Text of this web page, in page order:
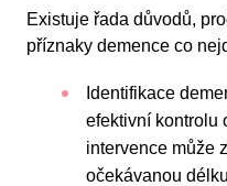
Existuje řada důvodů,
příznaky demence co
Identifikace
efektivní kontrolu
intervence může
očekávanou